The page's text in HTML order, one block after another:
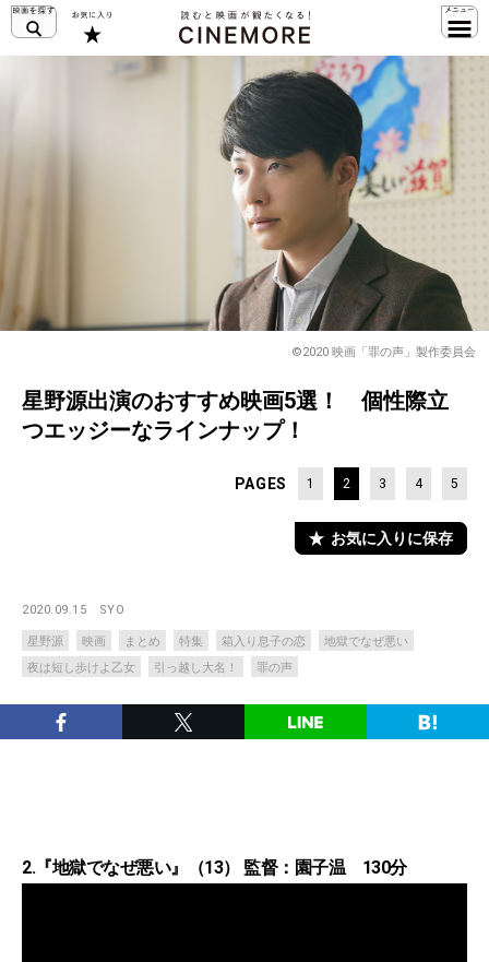
©2020 映画「罪の声」製作委員会
星野源出演のおすすめ映画5選！ 個性際立
つエッジーなラインナップ！
PAGES 1 2 3 4 5
お気に入りに保存
2020.09.15 SYO
星野源 映画 まとめ 特集 箱入り息子の恋
地獄でなぜ悪い
夜は短し歩けよ乙女
引っ越し大名！ 罪の声
2.『地獄でなぜ悪い』（13） 監督：園子温 130分